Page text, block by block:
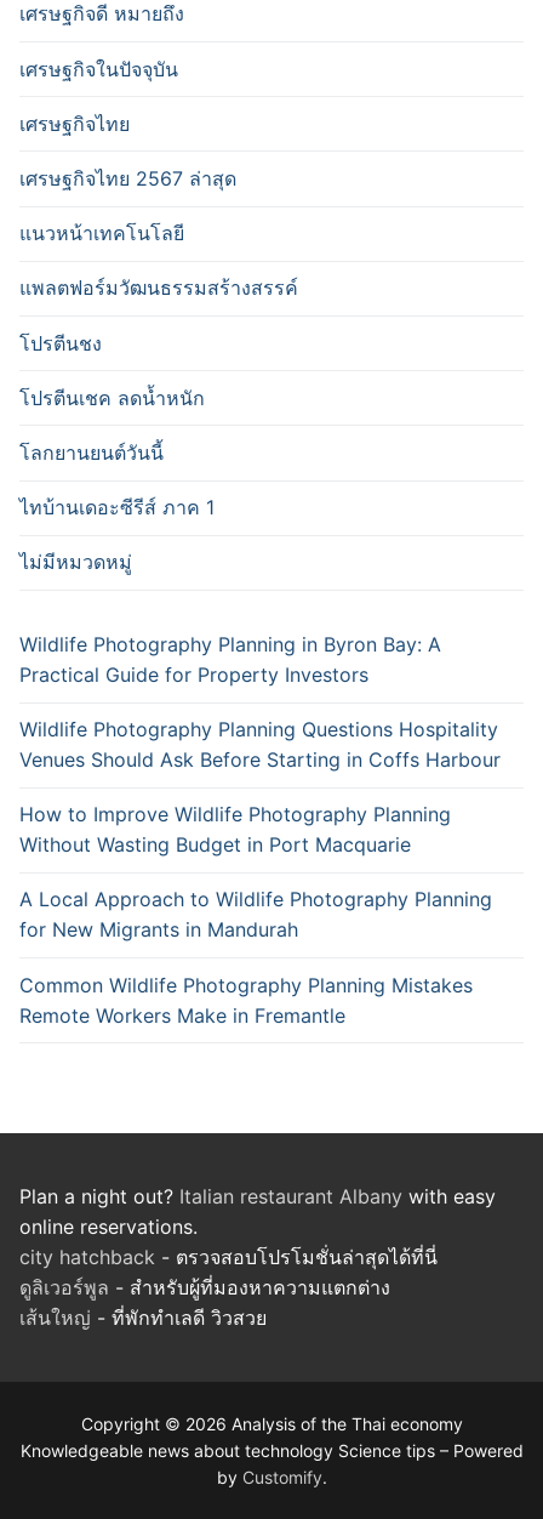
เศรษฐกิจดี หมายถึง
เศรษฐกิจในปัจจุบัน
เศรษฐกิจไทย
เศรษฐกิจไทย 2567 ล่าสุด
แนวหน้าเทคโนโลยี
แพลตฟอร์มวัฒนธรรมสร้างสรรค์
โปรตีนชง
โปรตีนเชค ลดน้ำหนัก
โลกยานยนต์วันนี้
ไทบ้านเดอะซีรีส์ ภาค 1
ไม่มีหมวดหมู่
Wildlife Photography Planning in Byron Bay: A
Practical Guide for Property Investors
Wildlife Photography Planning Questions Hospitality
Venues Should Ask Before Starting in Coffs Harbour
How to Improve Wildlife Photography Planning
Without Wasting Budget in Port Macquarie
A Local Approach to Wildlife Photography Planning
for New Migrants in Mandurah
Common Wildlife Photography Planning Mistakes
Remote Workers Make in Fremantle
Plan a night out? Italian restaurant Albany with easy
online reservations.
city hatchback - ตรวจสอบโปรโมชั่นล่าสุดได้ที่นี่
ดูลิเวอร์พูล - สำหรับผู้ที่มองหาความแตกต่าง
เส้นใหญ่ - ที่พักทำเลดี วิวสวย
Copyright © 2026 Analysis of the Thai economy
Knowledgeable news about technology Science tips – Powered
by Customify.